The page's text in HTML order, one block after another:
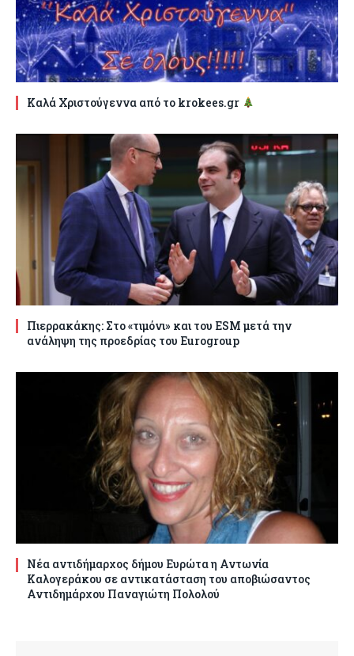
Καλά Χριστούγεννα από το krokees.gr
Πιερρακάκης: Στο «τιμόνι» και του ESM μετά την
ανάληψη της προεδρίας του Eurogroup
Νέα αντιδήμαρχος δήμου Ευρώτα η Αντωνία
Καλογεράκου σε αντικατάσταση του αποβιώσαντος
Αντιδημάρχου Παναγιώτη Πολολού